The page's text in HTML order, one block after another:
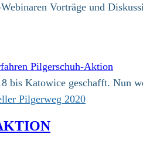
Vorträge und
bis Katowice geschafft. Nun
Pilgerweg 2020